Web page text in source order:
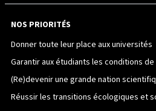
NOS PRIORITÉS
Donner toute leur place aux universités
Garantir aux étudiants les conditions
(Re)devenir une grande nation
Réussir les transitions écologiques et